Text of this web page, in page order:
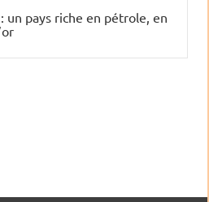
un pays riche en pétrole, en